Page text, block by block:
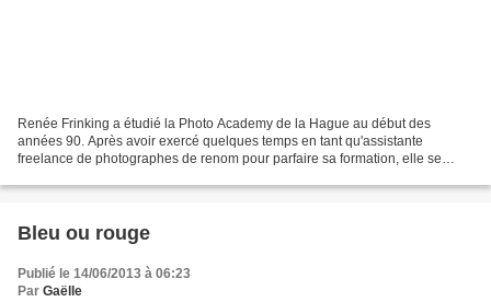
Renée Frinking a étudié la Photo Academy de la Hague au début des
années 90. Après avoir exercé quelques temps en tant qu'assistante
freelance de photographes de renom pour parfaire sa formation, elle se
Bleu ou rouge
Publié le 14/06/2013 à 06:23
Par Gaëlle